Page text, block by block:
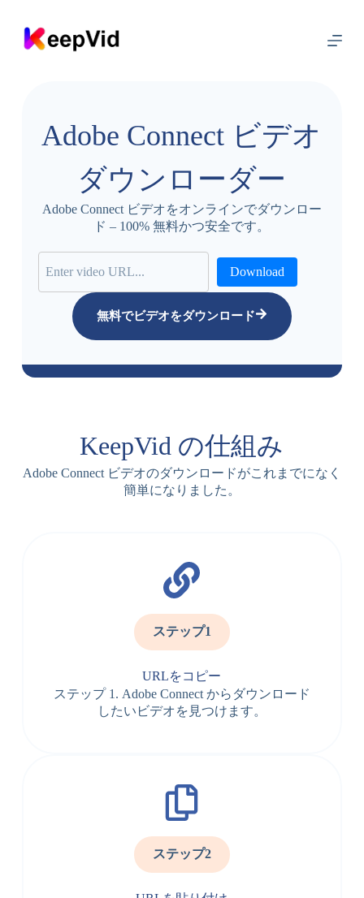
ン
テ
Adobe Connect ビデオ
ダウンローダー
Adobe Connect ビデオをオンラインでダウンロー
ド – 100% 無料かつ安全です。
Download
無料でビデオをダウンロード
KeepVid の仕組み
Adobe Connect ビデオのダウンロードがこれまでになく
簡単になりました。
ステップ1
URLをコピー
ステップ 1. Adob​​e Connect からダウンロード
したいビデオを見つけます。
ステップ2